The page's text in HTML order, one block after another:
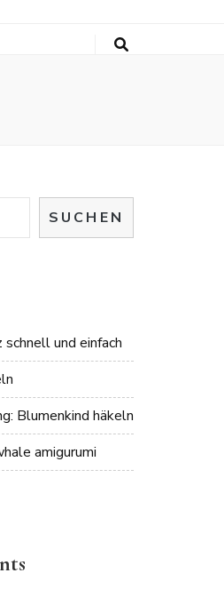
SUCHEN
schnell und einfach
Blumenkind häkeln
amigurumi